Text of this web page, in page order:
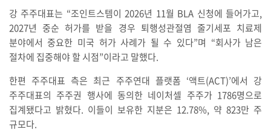
강 주주대표는 “조인트스템이 2026년 11월 BLA 신청에 들어가고,
2027년 중순 허가를 받을 경우 퇴행성관절염 줄기세포 치료제
분야에서 중요한 미국 허가 사례가 될 수 있다”며 “회사가 남은
절차에 집중해야 할 시점”이라고 말했다.
한편 주주대표 측은 최근 주주연대 플랫폼 ‘액트(ACT)’에서 강
주주대표의 주주권 행사에 동의한 네이처셀 주주가 1786명으로
집계됐다고 밝혔다. 이들이 보유한 지분은 12.78%, 약 823만 주
규모다.